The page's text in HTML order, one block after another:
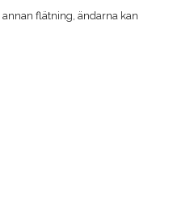
flätning, ändarna kan